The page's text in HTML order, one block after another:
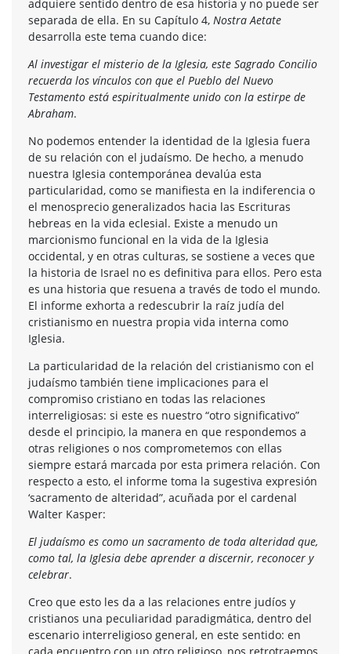
adquiere sentido dentro de esa historia y no puede ser
separada de ella. En su Capítulo 4, Nostra Aetate
desarrolla este tema cuando dice:
Al investigar el misterio de la Iglesia, este Sagrado Concilio
recuerda los vínculos con que el Pueblo del Nuevo
Testamento está espiritualmente unido con la estirpe de
Abraham.
No podemos entender la identidad de la Iglesia fuera
de su relación con el judaísmo. De hecho, a menudo
nuestra Iglesia contemporánea devalúa esta
particularidad, como se manifiesta en la indiferencia o
el menosprecio generalizados hacia las Escrituras
hebreas en la vida eclesial. Existe a menudo un
marcionismo funcional en la vida de la Iglesia
occidental, y en otras culturas, se sostiene a veces que
la historia de Israel no es definitiva para ellos. Pero esta
es una historia que resuena a través de todo el mundo.
El informe exhorta a redescubrir la raíz judía del
cristianismo en nuestra propia vida interna como
Iglesia.
La particularidad de la relación del cristianismo con el
judaísmo también tiene implicaciones para el
compromiso cristiano en todas las relaciones
interreligiosas: si este es nuestro “otro significativo”
desde el principio, la manera en que respondemos a
otras religiones o nos comprometemos con ellas
siempre estará marcada por esta primera relación. Con
respecto a esto, el informe toma la sugestiva expresión
‘sacramento de alteridad”, acuñada por el cardenal
Walter Kasper:
El judaísmo es como un sacramento de toda alteridad que,
como tal, la Iglesia debe aprender a discernir, reconocer y
celebrar.
Creo que esto les da a las relaciones entre judíos y
cristianos una peculiaridad paradigmática, dentro del
escenario interreligioso general, en este sentido: en